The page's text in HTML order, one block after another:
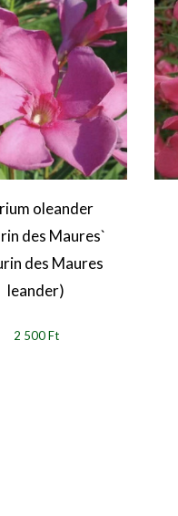
oleander
des Maures`
des Maures
leander)
2 500 Ft